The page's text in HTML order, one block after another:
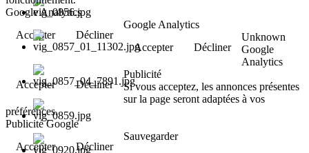
Google Analytics
Accepter
Décliner
Google Analytics
Accepter
Décliner
Unknown
Google
Analytics
Accepter
Décliner
Publicité
Si vous acceptez, les annonces présentes
sur la page seront adaptées à vos
préférences.
Publicité Google
Accepter
Décliner
Sauvegarder